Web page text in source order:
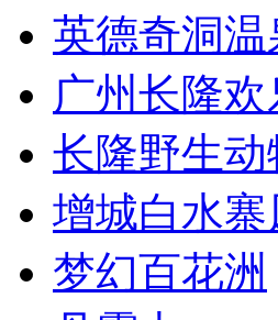
英德奇洞
广州长隆
长隆野生动
增城白水寨
梦幻百花洲